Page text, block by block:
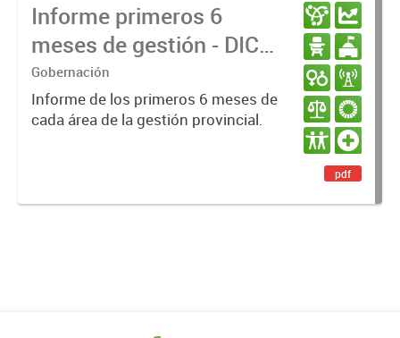
Informe primeros 6
meses de gestión - DIC
23 / JUN 24
Gobernación
Informe de los primeros 6 meses de
cada área de la gestión provincial.
pdf